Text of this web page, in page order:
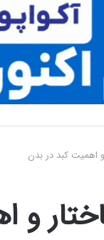
و اهمیت کبد در بدن